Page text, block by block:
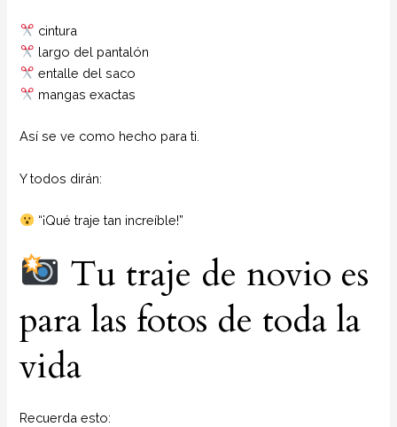
cintura
largo del pantalón
entalle del saco
mangas exactas
Así se ve como hecho para ti.
Y todos dirán:
“¡Qué traje tan increíble!”
Tu traje de novio es
para las fotos de toda la
vida
Recuerda esto: